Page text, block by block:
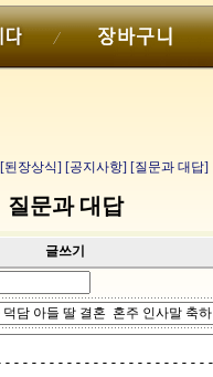
[된장상식] [공지사항] [질문과 대답]
질문과 대답
글쓰기